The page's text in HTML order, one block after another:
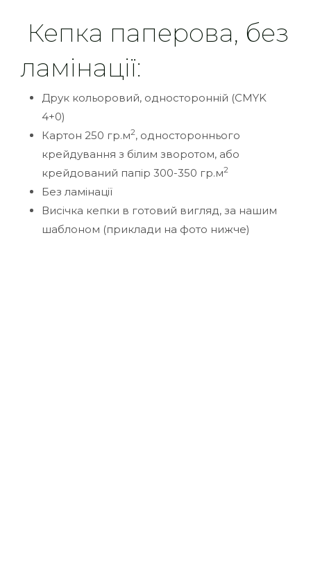
Кепка паперова, без
ламінації:
Друк кольоровий, односторонній (CMYK
4+0)
Картон 250 гр.м2, одностороннього
крейдування з білим зворотом, або
крейдований папір 300-350 гр.м2
Без ламінації
Висічка кепки в готовий вигляд, за нашим
шаблоном (приклади на фото нижче)